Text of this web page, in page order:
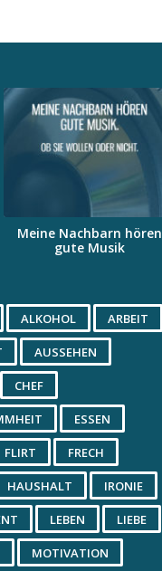
Meine Nachbarn hören
gute Musik
ALKOHOL ARBEIT
AUSSEHEN
CHEF
ESSEN
FLIRT FRECH
HAUSHALT IRONIE
LEBEN LIEBE
MOTIVATION